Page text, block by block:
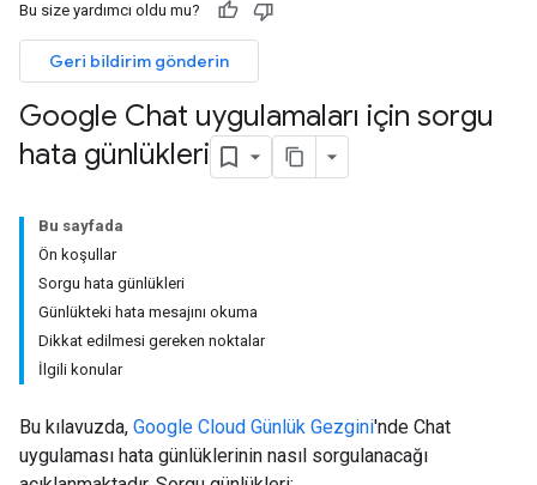
Bu size yardımcı oldu mu?
Geri bildirim gönderin
Google Chat uygulamaları için sorgu
hata günlükleri
Bu sayfada
Ön koşullar
Sorgu hata günlükleri
Günlükteki hata mesajını okuma
Dikkat edilmesi gereken noktalar
İlgili konular
Bu kılavuzda, Google Cloud Günlük Gezgini'nde Chat
uygulaması hata günlüklerinin nasıl sorgulanacağı